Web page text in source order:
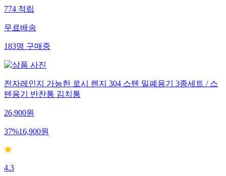
774적립
무료배송
183명구매중
전자레인지 가능한 로시 렌지 304 스텐 밀폐용기 3종세트 / 스
텐용기 반찬통 김치통
26,900원
37%16,900원
4.3